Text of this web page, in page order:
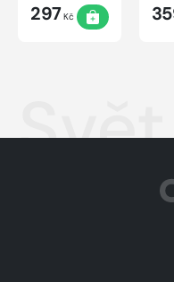
Dany
Králíčkové
297Kč